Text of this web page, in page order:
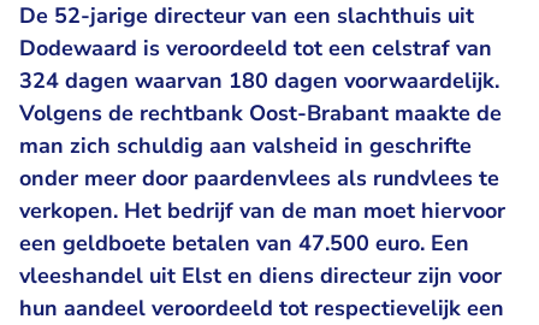
De 52-jarige directeur van een slachthuis uit
Dodewaard is veroordeeld tot een celstraf van
324 dagen waarvan 180 dagen voorwaardelijk.
Volgens de rechtbank Oost-Brabant maakte de
man zich schuldig aan valsheid in geschrifte
onder meer door paardenvlees als rundvlees te
verkopen. Het bedrijf van de man moet hiervoor
een geldboete betalen van 47.500 euro. Een
vleeshandel uit Elst en diens directeur zijn voor
hun aandeel veroordeeld tot respectievelijk een